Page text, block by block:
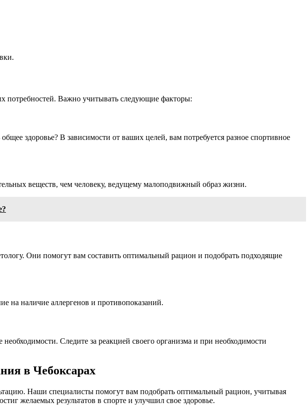
потребностей. Важно учитывать следующие факторы:
здоровье? В зависимости от ваших целей, вам потребуется разное спортивное
веществ, чем человеку, ведущему малоподвижный образ жизни.
Они помогут вам составить оптимальный рацион и подобрать подходящие
на наличие аллергенов и противопоказаний.
Следите за реакцией своего организма и при необходимости
в Чебоксарах
Наши специалисты помогут вам подобрать оптимальный рацион, учитывая
желаемых результатов в спорте и улучшил свое здоровье.